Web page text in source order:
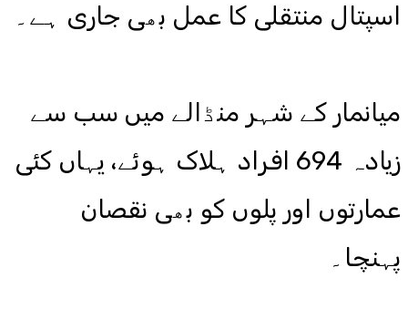
اسپتال منتقلی کا عمل بھی جاری ہے۔
میانمار کے شہر منڈالے میں سب سے
زیادہ 694 افراد ہلاک ہوئے، یہاں کئی
عمارتوں اور پلوں کو بھی نقصان
پہنچا۔